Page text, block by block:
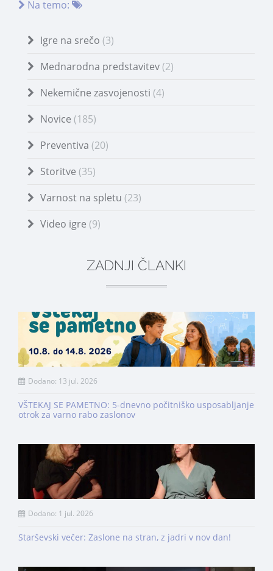
Na temo:
Igre na srečo (3)
Mednarodna predstavitev (2)
Nekemične zasvojenosti (4)
Novice (185)
Preventiva (20)
Storitve (35)
Varnost na spletu (23)
Video igre (9)
ZADNJI ČLANKI
Dodano: 13 jul. 2026
VŠTEKAJ SE PAMETNO: 5-dnevno počitniško usposabljanje
otrok za varno rabo zaslonov
Dodano: 1 jul. 2026
Starševski večer: Zaslone na stran, z jadri v nov dan!